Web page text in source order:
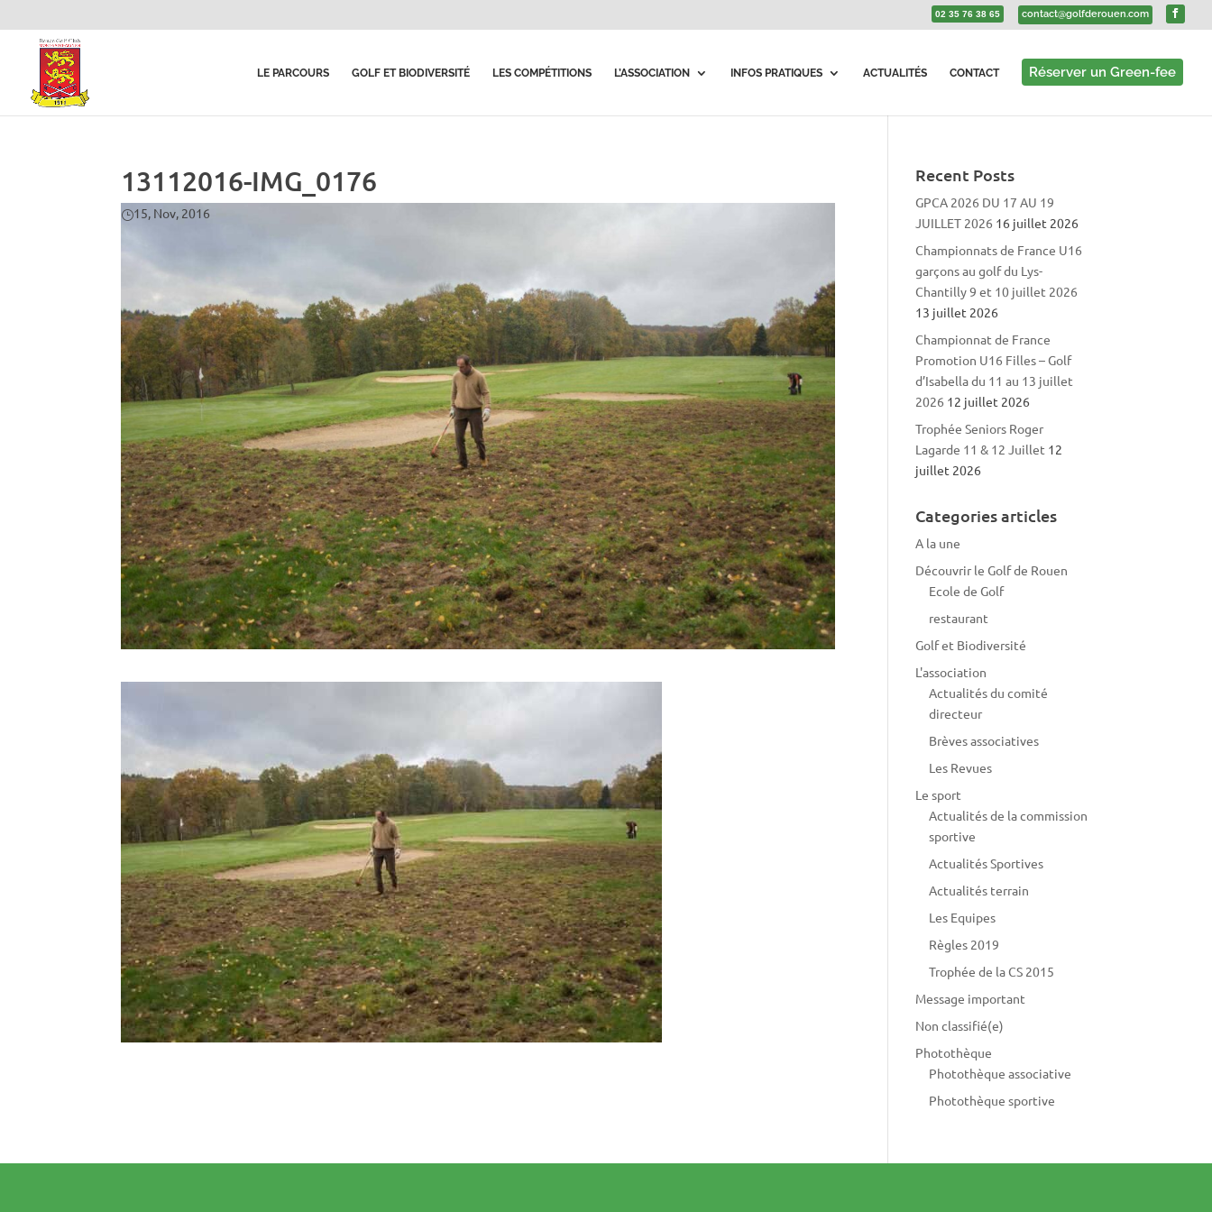
02 35 76 38 65 contact@golfderouen.com
LE PARCOURS GOLF ET BIODIVERSITÉ LES COMPÉTITIONS L’ASSOCIATION INFOS PRATIQUES ACTUALITÉS CONTACT Réserver un Green-fee
13112016-IMG_0176
15, Nov, 2016
Recent Posts
GPCA 2026 DU 17 AU 19
JUILLET 2026 16 juillet 2026
Championnats de France U16
garçons au golf du Lys-
Chantilly 9 et 10 juillet 2026
13 juillet 2026
Championnat de France
Promotion U16 Filles – Golf
d’Isabella du 11 au 13 juillet
2026 12 juillet 2026
Trophée Seniors Roger
Lagarde 11 & 12 Juillet 12
juillet 2026
Categories articles
A la une
Découvrir le Golf de Rouen
Ecole de Golf
restaurant
Golf et Biodiversité
L'association
Actualités du comité
directeur
Brèves associatives
Les Revues
Le sport
Actualités de la commission
sportive
Actualités Sportives
Actualités terrain
Les Equipes
Règles 2019
Trophée de la CS 2015
Message important
Non classifié(e)
Photothèque
Photothèque associative
Photothèque sportive